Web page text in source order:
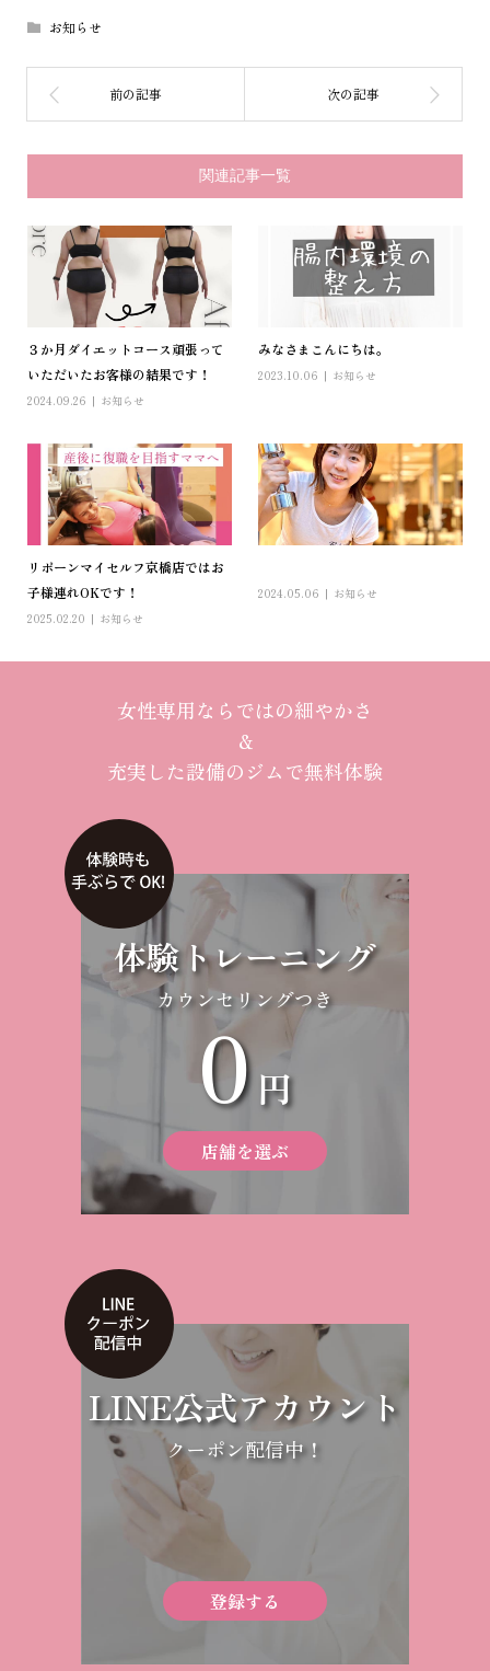
お知らせ
関連記事一覧
３か月ダイエットコース頑張って
いただいたお客様の結果です！
2024.09.26 お知らせ
みなさまこんにちは。
2023.10.06 お知らせ
リボーンマイセルフ京橋店ではお
子様連れOKです！
2025.02.20 お知らせ
2024.05.06 お知らせ
女性専用ならではの細やかさ
＆
充実した設備のジムで無料体験
体験トレーニング
カウンセリングつき
0円
店舗を選ぶ
LINE公式アカウント
クーポン配信中！
登録する